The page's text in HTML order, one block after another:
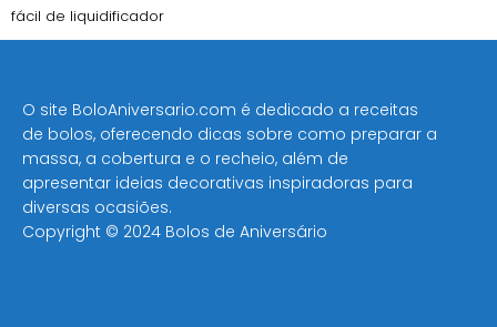
fácil de liquidificador
O site BoloAniversario.com é dedicado a receitas
de bolos, oferecendo dicas sobre como preparar a
massa, a cobertura e o recheio, além de
apresentar ideias decorativas inspiradoras para
diversas ocasiões​.
Copyright © 2024 Bolos de Aniversário